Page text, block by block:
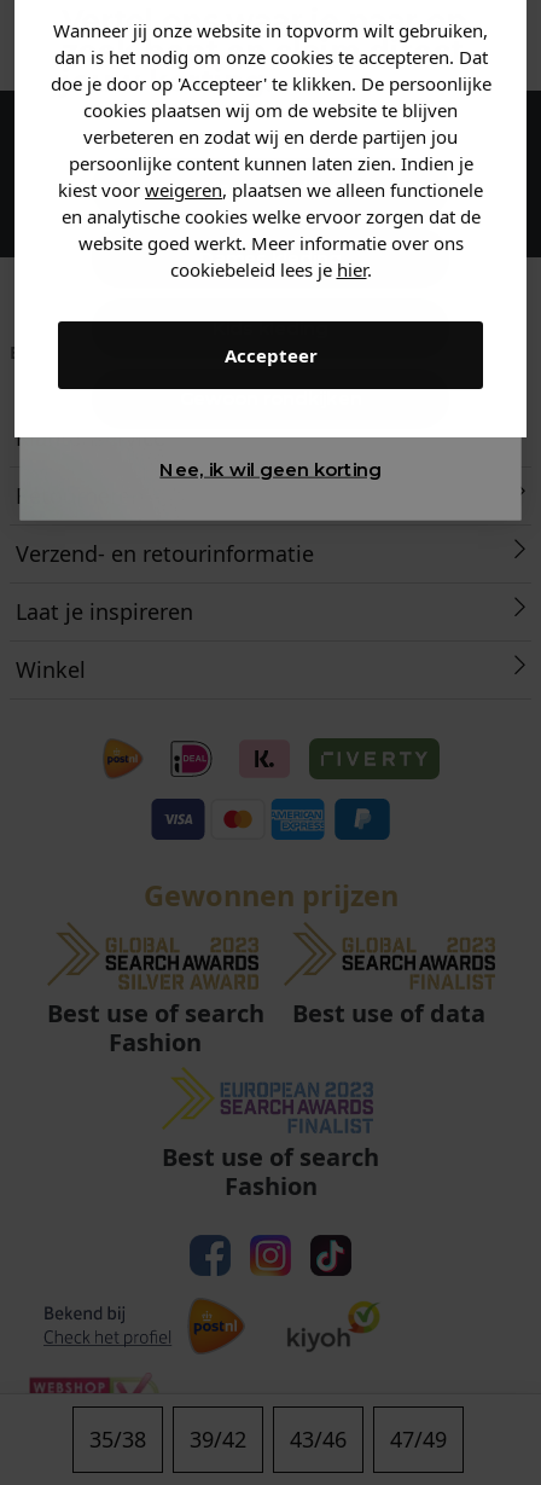
Wanneer jij onze website in topvorm wilt gebruiken,
dan is het nodig om onze cookies te accepteren. Dat
doe je door op 'Accepteer' te klikken. De persoonlijke
cookies plaatsen wij om de website te blijven
verbeteren en zodat wij en derde partijen jou
persoonlijke content kunnen laten zien. Indien je
kiest voor weigeren, plaatsen we alleen functionele
en analytische cookies welke ervoor zorgen dat de
website goed werkt. Meer informatie over ons
cookiebeleid lees je hier.
Accepteer
35/38 39/42 43/46 47/49
ANDERE BESTELDEN OOK
Maak een account aan en ontvang 5%
korting op je eerste bestelling!
Betaal achteraf met
Voor 23:59 besteld
Klantenservice
Retourneren
Verzend- en retourinformatie
Laat je inspireren
Winkel
Gewonnen prijzen
Best use of search
Fashion
Best use of data
Best use of search
Fashion
Algemene voorwaarden | Privacy | Cookies
Vertel ons waar je naar op
zoek bent en claim direct
jouwkorting.
Heren kleding
Dames kleding
Kids kleding
Nee, ik wil geen korting